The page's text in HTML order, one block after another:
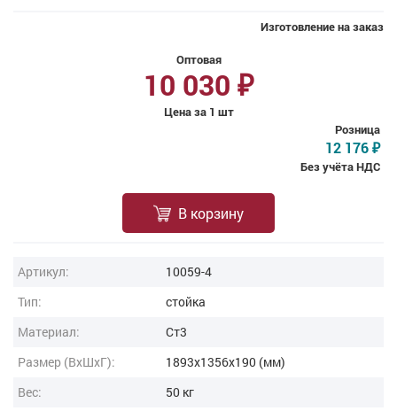
Изготовление на заказ
Оптовая
10 030 ₽
Цена за 1 шт
Розница
12 176 ₽
Без учёта НДС
В корзину
Артикул:
10059-4
Тип:
стойка
Материал:
Ст3
Размер (ВxШxГ):
1893x1356x190 (мм)
Вес:
50 кг